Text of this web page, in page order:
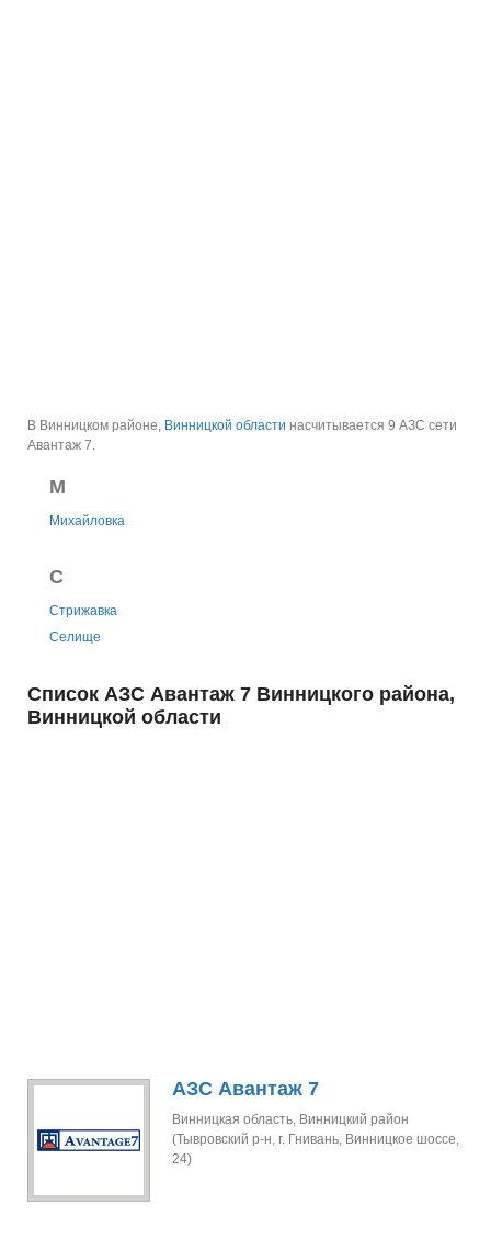
В Винницком районе, Винницкой области насчитывается 9 АЗС сети
Авантаж 7.
М
Михайловка
С
Стрижавка
Селище
Список АЗС Авантаж 7 Винницкого района,
Винницкой области
АЗС Авантаж 7
Винницкая область, Винницкий район
(Тывровский р-н, г. Гнивань, Винницкое шоссе,
24)